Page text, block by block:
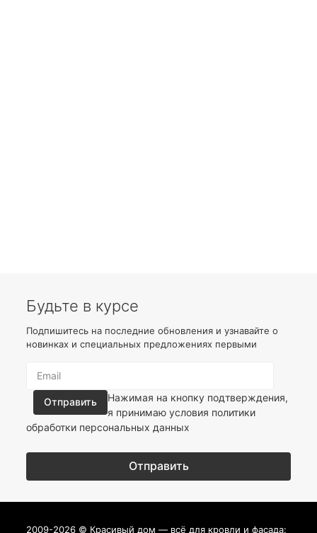
Будьте в курсе
Подпишитесь на последние обновления и узнавайте о
новинках и специальных предложениях первыми
Нажимая на кнопку подтверждения,
я принимаю условия политики
обработки персональных данных
2009-2026 © Красивый дом — всё для кровли и фасада: